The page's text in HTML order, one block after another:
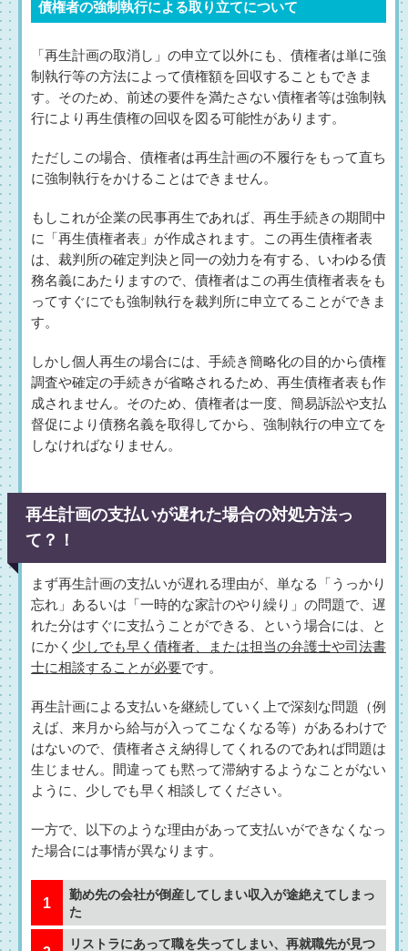
債権者の強制執行による取り立てについて
「再生計画の取消し」の申立て以外にも、債権者は単に強
制執行等の方法によって債権額を回収することもできま
す。そのため、前述の要件を満たさない債権者等は強制執
行により再生債権の回収を図る可能性があります。
ただしこの場合、債権者は再生計画の不履行をもって直ち
に強制執行をかけることはできません。
もしこれが企業の民事再生であれば、再生手続きの期間中
に「再生債権者表」が作成されます。この再生債権者表
は、裁判所の確定判決と同一の効力を有する、いわゆる債
務名義にあたりますので、債権者はこの再生債権者表をも
ってすぐにでも強制執行を裁判所に申立てることができま
す。
しかし個人再生の場合には、手続き簡略化の目的から債権
調査や確定の手続きが省略されるため、再生債権者表も作
成されません。そのため、債権者は一度、簡易訴訟や支払
督促により債務名義を取得してから、強制執行の申立てを
しなければなりません。
再生計画の支払いが遅れた場合の対処方法っ
て？！
まず再生計画の支払いが遅れる理由が、単なる「うっかり
忘れ」あるいは「一時的な家計のやり繰り」の問題で、遅
れた分はすぐに支払うことができる、という場合には、と
にかく 少しでも早く債権者、または担当の弁護士や司法書
士に相談することが必要です。
再生計画による支払いを継続していく上で深刻な問題（例
えば、来月から給与が入ってこなくなる等）があるわけで
はないので、債権者さえ納得してくれるのであれば問題は
生じません。間違っても黙って滞納するようなことがない
ように、少しでも早く相談してください。
一方で、以下のような理由があって支払いができなくなっ
た場合には事情が異なります。
勤め先の会社が倒産してしまい収入が途絶えてしまっ
た
リストラにあって職を失ってしまい、再就職先が見つ